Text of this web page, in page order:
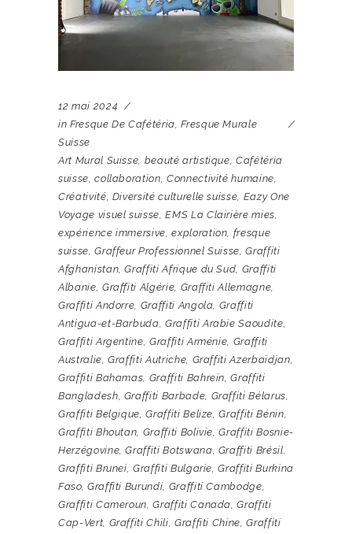
12 mai 2024
in Fresque De Cafétéria,Fresque Murale
Suisse
Art Mural Suisse, beauté artistique,Cafétéria
suisse,collaboration, Connectivité humaine,
Créativité, Diversité culturelle suisse, Eazy One
Voyage visuel suisse,EMS La Clairière mies,
expérience immersive,exploration, fresque
suisse,Graffeur Professionnel Suisse,Graffiti
Afghanistan,Graffiti Afrique du Sud, Graffiti
Albanie, Graffiti Algérie, Graffiti Allemagne,
Graffiti Andorre, Graffiti Angola, Graffiti
Antigua-et-Barbuda,Graffiti Arabie Saoudite,
Graffiti Argentine,Graffiti Arménie, Graffiti
Australie,Graffiti Autriche, Graffiti Azerbaïdjan,
Graffiti Bahamas, Graffiti Bahreïn,Graffiti
Bangladesh, Graffiti Barbade, Graffiti Bélarus,
Graffiti Belgique,Graffiti Belize,Graffiti Bénin,
Graffiti Bhoutan, Graffiti Bolivie,Graffiti Bosnie-
Herzégovine,Graffiti Botswana, Graffiti Brésil,
Graffiti Brunei,Graffiti Bulgarie,Graffiti Burkina
Faso, Graffiti Burundi, Graffiti Cambodge,
Graffiti Cameroun,Graffiti Canada,Graffiti
Cap-Vert, Graffiti Chili, Graffiti Chine,Graffiti